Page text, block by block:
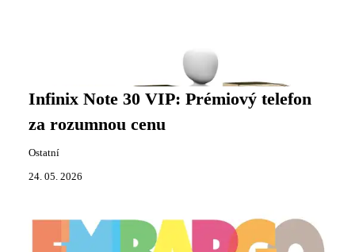
Infinix Note 30 VIP: Prémiový telefon
za rozumnou cenu
Ostatní
24. 05. 2026